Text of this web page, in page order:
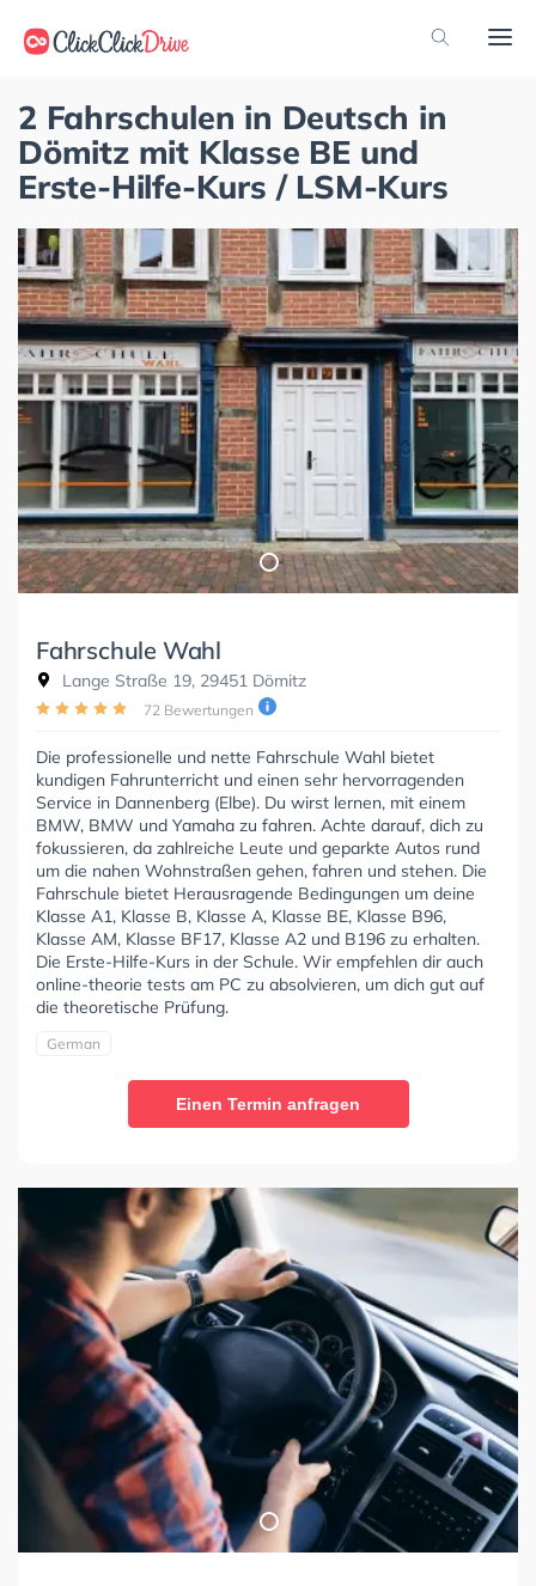
2 Fahrschulen in Deutsch in
Dömitz mit Klasse BE und
Erste-Hilfe-Kurs / LSM-Kurs
Fahrschule Wahl
Lange Straße 19, 29451 Dömitz
72 Bewertungen
Die professionelle und nette Fahrschule Wahl bietet
kundigen Fahrunterricht und einen sehr hervorragenden
Service in Dannenberg (Elbe). Du wirst lernen, mit einem
BMW, BMW und Yamaha zu fahren. Achte darauf, dich zu
fokussieren, da zahlreiche Leute und geparkte Autos rund
um die nahen Wohnstraßen gehen, fahren und stehen. Die
Fahrschule bietet Herausragende Bedingungen um deine
Klasse A1, Klasse B, Klasse A, Klasse BE, Klasse B96,
Klasse AM, Klasse BF17, Klasse A2 und B196 zu erhalten.
Die Erste-Hilfe-Kurs in der Schule. Wir empfehlen dir auch
online-theorie tests am PC zu absolvieren, um dich gut auf
die theoretische Prüfung.
German
Einen Termin anfragen